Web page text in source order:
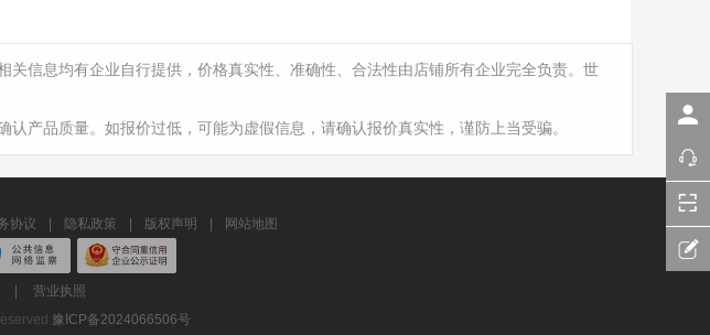
关信息均有企业自行提供，价格真实性、准确性、合法性由店铺所有企业完全负责。世
产品质量。如报价过低，可能为虚假信息，请确认报价真实性，谨防上当受骗。
协议 隐私政策 版权声明 网站地图
营业执照
豫ICP备2024066506号